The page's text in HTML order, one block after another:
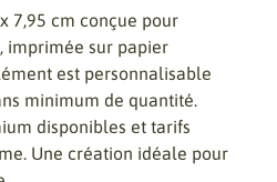
7,95 cm conçue pour
imprimée sur papier
est personnalisable
minimum de quantité.
disponibles et tarifs
Une création idéale pour